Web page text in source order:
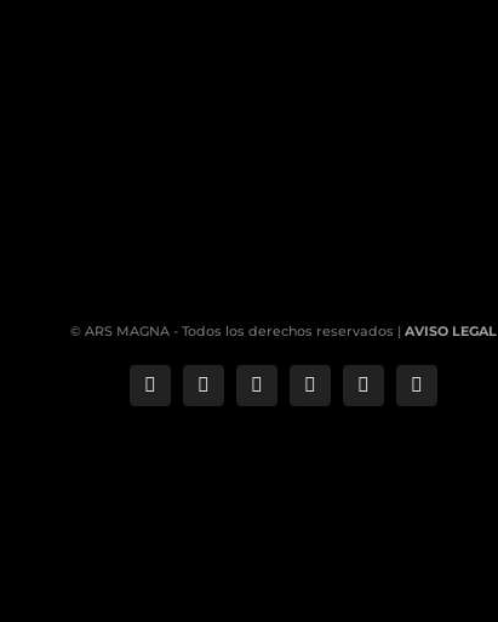
© ARS MAGNA - Todos los derechos reservados | AVISO LEGAL
Correo
electrónico
Phone LinkedInYouTubeFacebookInstagram